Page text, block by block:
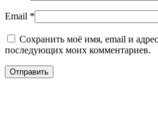
Email *
Сохранить моё имя, email и
последующих моих комментариев.